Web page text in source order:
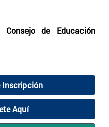
Consejo de Educación
Inscripción
Aquí